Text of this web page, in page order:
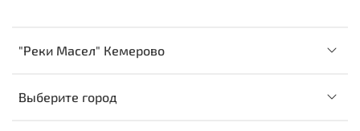
"Реки Масел" Кемерово
Выберите город